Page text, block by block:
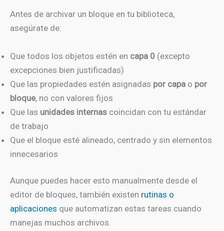
Antes de archivar un bloque en tu biblioteca,
asegúrate de:
Que todos los objetos estén en capa 0 (excepto
excepciones bien justificadas)
Que las propiedades estén asignadas por capa o por
bloque, no con valores fijos
Que las unidades internas coincidan con tu estándar
de trabajo
Que el bloque esté alineado, centrado y sin elementos
innecesarios
Aunque puedes hacer esto manualmente desde el
editor de bloques, también existen rutinas o
aplicaciones que automatizan estas tareas cuando
manejas muchos archivos.